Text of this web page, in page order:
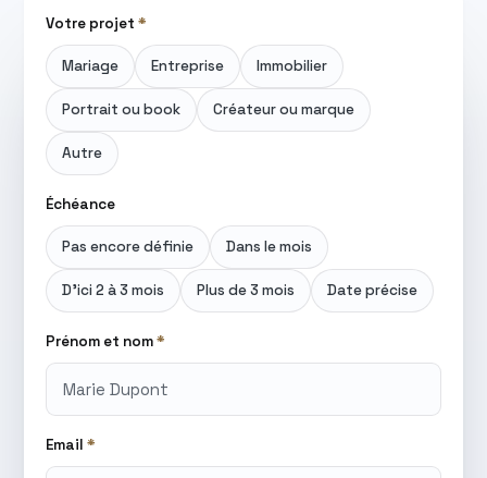
Votre projet *
Mariage Entreprise Immobilier
Portrait ou book Créateur ou marque
Autre
Échéance
Pas encore définie Dans le mois
D'ici 2 à 3 mois Plus de 3 mois Date précise
Prénom et nom*
Email *